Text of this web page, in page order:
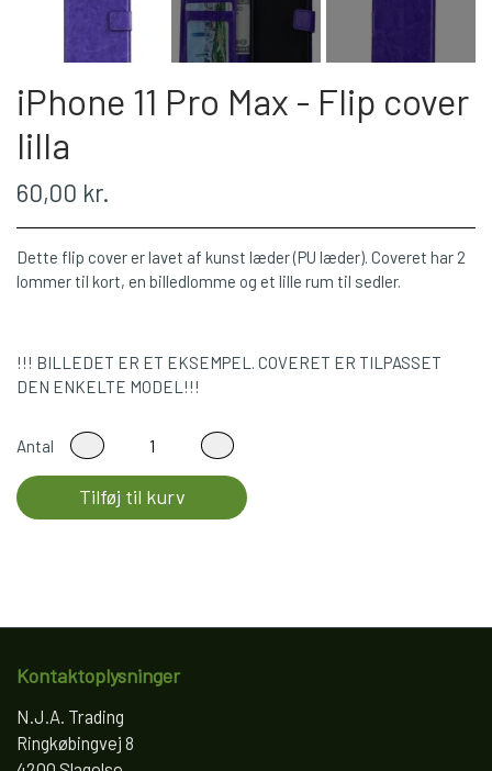
iPhone 11 Pro Max - Flip cover
lilla
60,00 kr.
Dette flip cover er lavet af kunst læder (PU læder). Coveret har 2
lommer til kort, en billedlomme og et lille rum til sedler.
!!! BILLEDET ER ET EKSEMPEL. COVERET ER TILPASSET
DEN ENKELTE MODEL!!!
Antal
Tilføj til kurv
Kontaktoplysninger
N.J.A. Trading
Ringkøbingvej 8